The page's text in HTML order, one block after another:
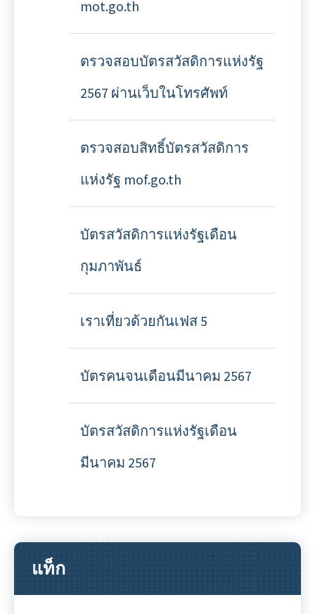
mot.go.th
ตรวจสอบบัตรสวัสดิการแห่งรัฐ
2567 ผ่านเว็บในโทรศัพท์
ตรวจสอบสิทธิ์บัตรสวัสดิการ
แห่งรัฐ mof.go.th
บัตรสวัสดิการแห่งรัฐเดือน
กุมภาพันธ์
เราเที่ยวด้วยกันเฟส 5
บัตรคนจนเดือนมีนาคม 2567
บัตรสวัสดิการแห่งรัฐเดือน
มีนาคม 2567
แท็ก